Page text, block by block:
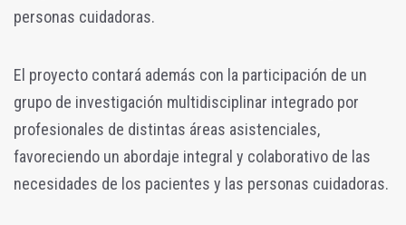
personas cuidadoras.
El proyecto contará además con la participación de un
grupo de investigación multidisciplinar integrado por
profesionales de distintas áreas asistenciales,
favoreciendo un abordaje integral y colaborativo de las
necesidades de los pacientes y las personas cuidadoras.